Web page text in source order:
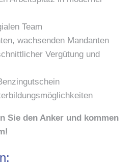
Team
wachsenden Mandanten
Vergütung und
Sie den Anker und kommen